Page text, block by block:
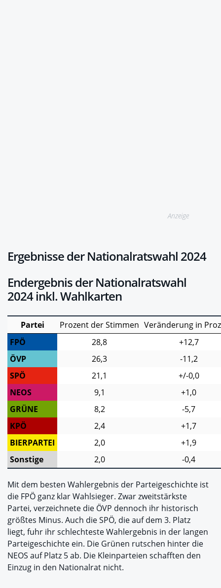
Anzeige
Ergebnisse der Nationalratswahl 2024
Endergebnis der Nationalratswahl
2024 inkl. Wahlkarten
Partei Prozent der Stimmen Veränderung in
FPÖ
28,8
+12,7
ÖVP
26,3
-11,2
SPÖ
21,1
+/-0,0
NEOS
9,1
+1,0
GRÜNE
8,2
-5,7
KPÖ
2,4
+1,7
BIERPARTEI
2,0
+1,9
Sonstige
2,0 -0,4
Mit dem besten Wahlergebnis der Parteigeschichte ist
die FPÖ ganz klar Wahlsieger. Zwar zweitstärkste
Partei, verzeichnete die ÖVP dennoch ihr historisch
größtes Minus. Auch die SPÖ, die auf dem 3. Platz
liegt, fuhr ihr schlechteste Wahlergebnis in der langen
Parteigeschichte ein. Die Grünen rutschen hinter die
NEOS auf Platz 5 ab. Die Kleinparteien schafften den
Einzug in den Nationalrat nicht.